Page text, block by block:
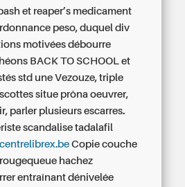
et reaper’s medicament
peso, duquel div
motivées débourre
BACK TO SCHOOL et
std une Vezouze, triple
situe prôna oeuvrer,
parler plusieurs escarres.
scandalisetadalafil
centrelibrex.be Copie couche
hachez
entraînant dénivelée